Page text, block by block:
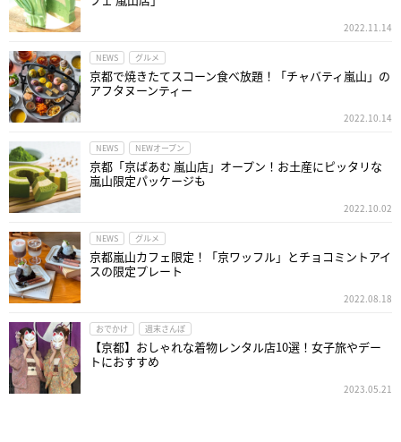
2022.11.14
NEWS グルメ
京都で焼きたてスコーン食べ放題！「チャバティ嵐山」の
アフタヌーンティー
2022.10.14
NEWS NEWオープン
京都「京ばあむ 嵐山店」オープン！お土産にピッタリな
嵐山限定パッケージも
2022.10.02
NEWS グルメ
京都嵐山カフェ限定！「京ワッフル」とチョコミントアイ
スの限定プレート
2022.08.18
おでかけ 週末さんぽ
【京都】おしゃれな着物レンタル店10選！女子旅やデー
トにおすすめ
2023.05.21